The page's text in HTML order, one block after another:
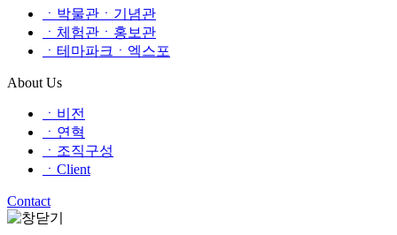
ㆍ박물관ㆍ기념관
ㆍ체험관ㆍ홍보관
ㆍ테마파크ㆍ엑스포
About Us
ㆍ비전
ㆍ연혁
ㆍ조직구성
ㆍClient
Contact